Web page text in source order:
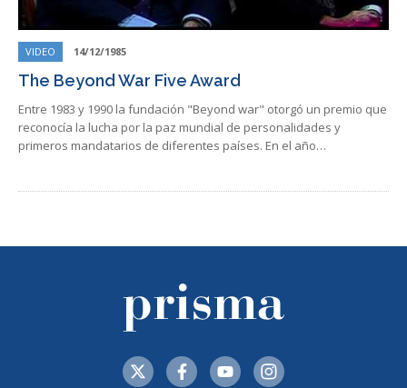
VIDEO 14/12/1985
The Beyond War Five Award
Entre 1983 y 1990 la fundación "Beyond war" otorgó un premio que
reconocía la lucha por la paz mundial de personalidades y
primeros mandatarios de diferentes países. En el año…